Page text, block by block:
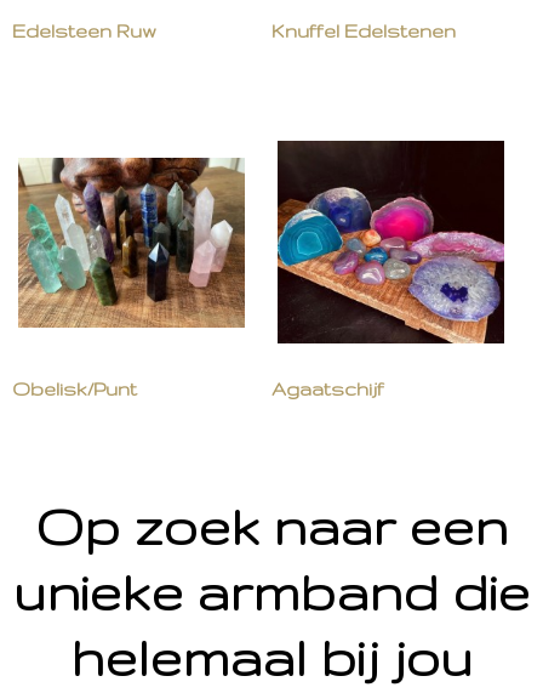
Edelsteen Ruw Knuffel Edelstenen
Obelisk/Punt Agaatschijf
Op zoek naar een
unieke armband die
helemaal bij jou